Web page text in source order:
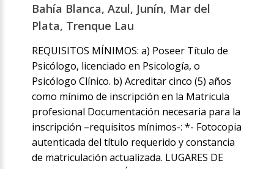
Bahía Blanca, Azul, Junín, Mar del
Plata, Trenque Lau
REQUISITOS MÍNIMOS: a) Poseer Título de
Psicólogo, licenciado en Psicología, o
Psicólogo Clínico. b) Acreditar cinco (5) años
como mínimo de inscripción en la Matricula
profesional Documentación necesaria para la
inscripción –requisitos mínimos-: *- Fotocopia
autenticada del título requerido y constancia
de matriculación actualizada. LUGARES DE